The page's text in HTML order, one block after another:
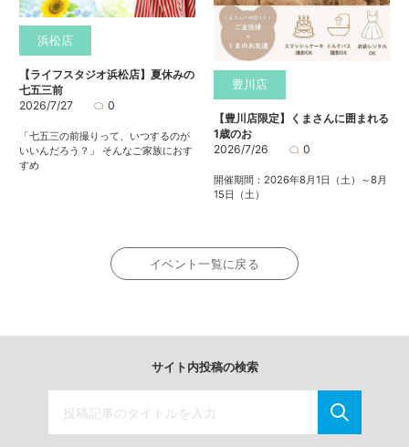
浜松店
【ライフスタジオ浜松店】夏休みの
七五三前
2026/7/27
0
「七五三の前撮りって、いつするのが
いいんだろう？」 そんなご家族におす
すめ
豊川店
【豊川店限定】くまさんに囲まれる
1歳のお
2026/7/26
0
開催期間：2026年8月1日（土）～8月
15日（土）
イベント一覧に戻る
サイト内投稿の検索